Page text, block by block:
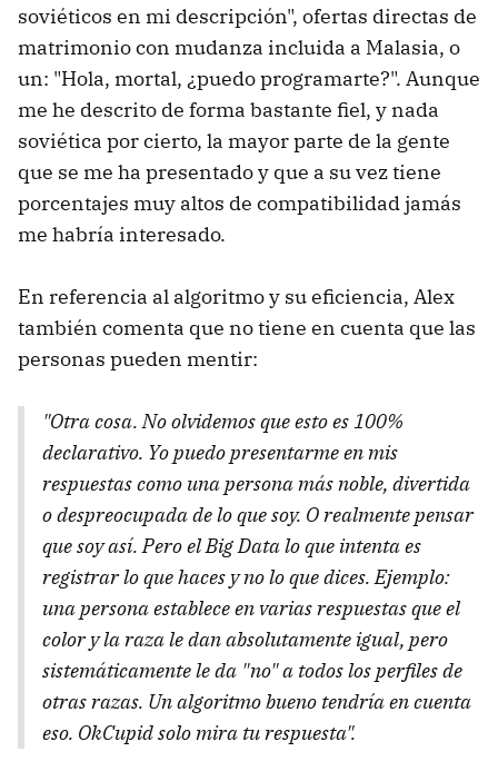
soviéticos en mi descripción", ofertas directas de
matrimonio con mudanza incluida a Malasia​, o
un: "Hola, mortal, ¿puedo programarte?". Aunque
me he descrito de forma bastante fiel, y nada
soviética por cierto, la mayor parte de la gente
que se me ha presentado y que a su vez tiene
porcentajes muy altos de compatibilidad jamás
me habría interesado.
En referencia al algoritmo y su eficiencia, Alex
también comenta que no tiene en cuenta que las
personas pueden mentir:
"Otra cosa. No olvidemos que esto es 100%
declarativo. Yo puedo presentarme en mis
respuestas como una persona más noble, divertida
o despreocupada de lo que soy. O realmente pensar
que soy así. Pero el Big Data lo que intenta es
registrar lo que haces y no lo que dices. Ejemplo:
una persona establece en varias respuestas que el
color y la raza le dan absolutamente igual, pero
sistemáticamente le da "no" a todos los perfiles de
otras razas. Un algoritmo bueno tendría en cuenta
eso. OkCupid solo mira tu respuesta".